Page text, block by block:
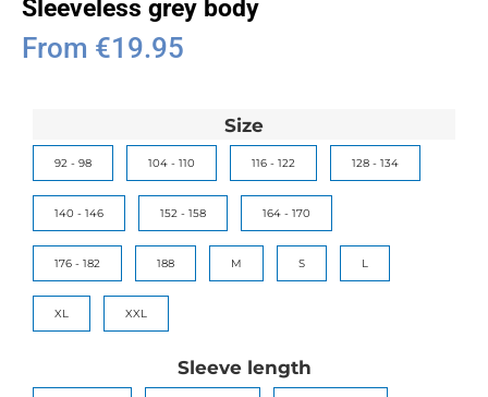
Sleeveless grey body
From €19.95
Size
92 - 98 104 - 110 116 - 122 128 - 134
140 - 146 152 - 158 164 - 170
176 - 182 188 M S L
XL XXL
Sleeve length